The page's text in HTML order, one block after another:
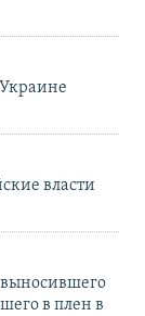
власти
в плен в